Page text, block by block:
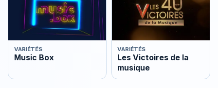
VARIÉTÉS
Music Box
VARIÉTÉS
Les Victoires de la
musique